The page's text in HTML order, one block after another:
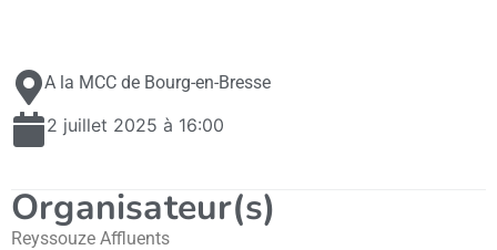
A la MCC de Bourg-en-Bresse
2 juillet 2025 à 16:00
Organisateur(s)
Reyssouze Affluents